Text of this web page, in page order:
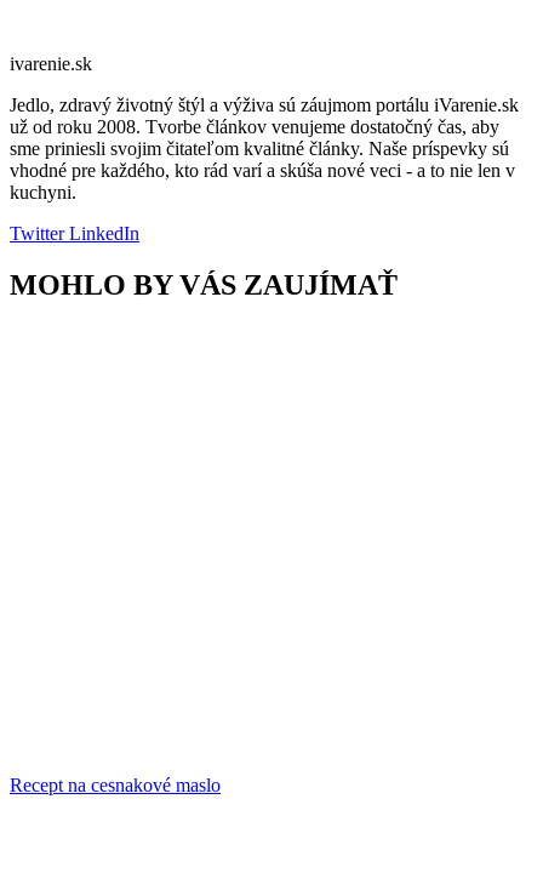
ivarenie.sk
Jedlo, zdravý životný štýl a výživa sú záujmom portálu iVarenie.sk
už od roku 2008. Tvorbe článkov venujeme dostatočný čas, aby
sme priniesli svojim čitateľom kvalitné články. Naše príspevky sú
vhodné pre každého, kto rád varí a skúša nové veci - a to nie len v
kuchyni.
TwitterLinkedIn
MOHLO BY VÁS ZAUJÍMAŤ
Recept na cesnakové maslo